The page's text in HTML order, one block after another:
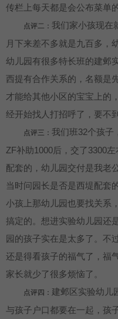
传栏上每天都是会公布菜单
点评二： 我们家小孩现在
月下来差不多就是九百多，
幼儿园有很多特长班的建邺
西提有合作关系的，名额是
才能给其他小区的宝宝上的
经开始找人打招呼了，要不
点评三： 我们班32个孩子
ZF补助1000后，交了3300
配套的，幼儿园交付是我老
当时问园长是否是西堤配套
小孩上那幼儿园也要找关系
搞定的。想进实验幼儿园还
园的孩子实在是太多了。不
还是得看孩子的福气了，福
家长就少了很多烦恼了。
点评四： 建邺区实验幼儿
与孩子户口都要在一起，孩